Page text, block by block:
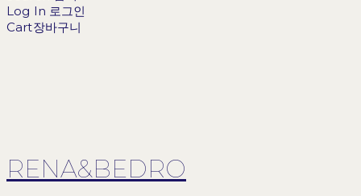
Log In 로그인
Cart장바구니
RENA&BEDRO